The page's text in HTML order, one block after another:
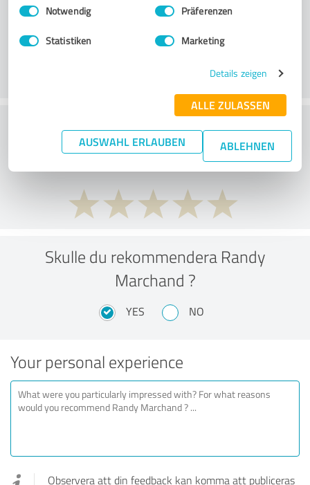
Notwendig Präferenzen
Statistiken Marketing
Details zeigen
ALLE ZULASSEN
AUSWAHL ERLAUBEN ABLEHNEN
Kundservice
What do you think of the price to
performance ratio?
Skulle du rekommendera Randy
Marchand ?
YES NO
Your personal experience
Observera att din feedback kan komma att publiceras